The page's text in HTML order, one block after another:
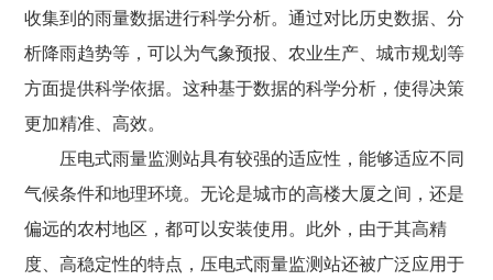
收集到的雨量数据进行科学分析。通过对比历史数据、分
析降雨趋势等，可以为气象预报、农业生产、城市规划等
方面提供科学依据。这种基于数据的科学分析，使得决策
更加精准、高效。
压电式雨量监测站具有较强的适应性，能够适应不同
气候条件和地理环境。无论是城市的高楼大厦之间，还是
偏远的农村地区，都可以安装使用。此外，由于其高精
度、高稳定性的特点，压电式雨量监测站还被广泛应用于